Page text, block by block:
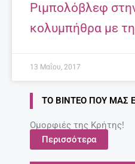
Ριμπολόβλεφ
κολυμπήθρα με
13 Μαΐου, 2017
ΤΟ ΒΊΝΤΕΟ ΠΟΥ ΜΑΣ
Ομορφιές της Κρήτης!
Περισσότερα